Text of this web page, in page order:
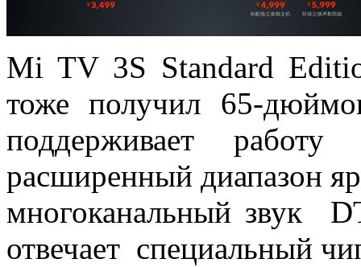
Mi TV 3S Standard
тоже получил 65-
поддерживает
расширенный диапазон
многоканальный звук
отвечает специальный